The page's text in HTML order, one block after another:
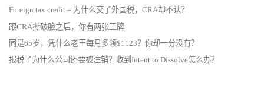
Foreign tax credit – 为什么交了外国税，CRA却不认？
跟CRA撕破脸之后，你有两张王牌
同是65岁，凭什么老王每月多领$1123？你却一分没有？
报税了为什么公司还要被注销？收到Intent to Dissolve怎么办？